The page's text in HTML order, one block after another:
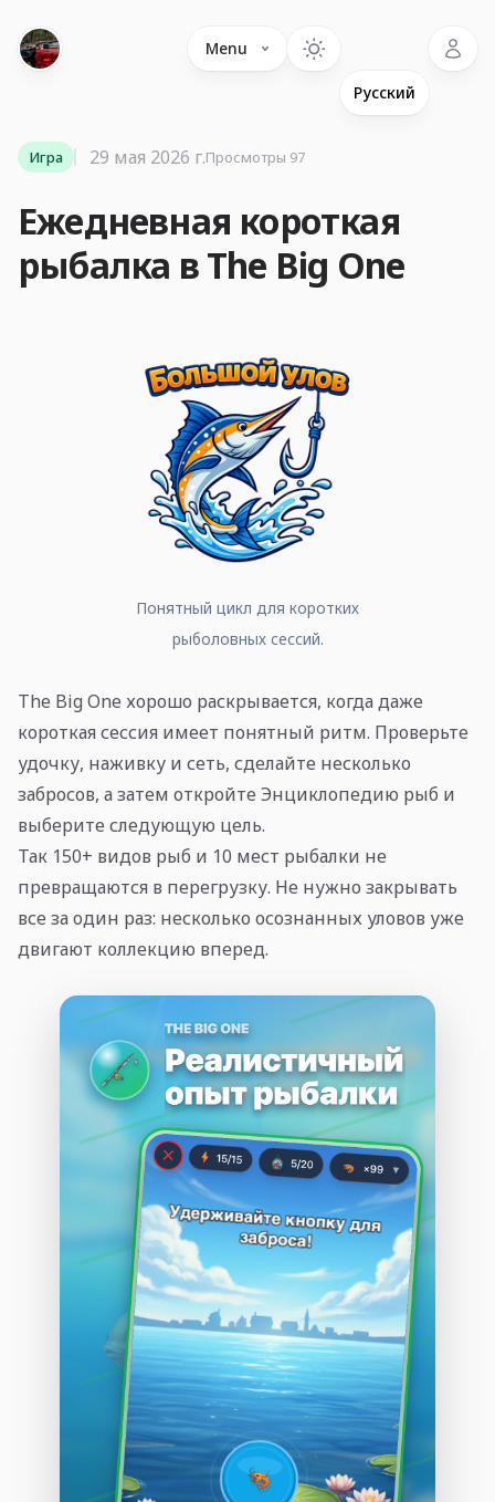
Menu
Ежедневная короткая
рыбалка в The Big One
Игра 29 мая 2026 г.Просмотры 97
Понятный цикл для коротких
рыболовных сессий.
The Big One хорошо раскрывается, когда даже
короткая сессия имеет понятный ритм. Проверьте
удочку, наживку и сеть, сделайте несколько
забросов, а затем откройте Энциклопедию рыб и
выберите следующую цель.
Так 150+ видов рыб и 10 мест рыбалки не
превращаются в перегрузку. Не нужно закрывать
все за один раз: несколько осознанных уловов уже
двигают коллекцию вперед.